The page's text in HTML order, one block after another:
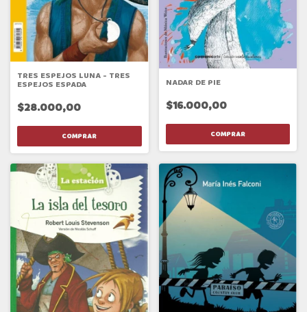
TRES ESPEJOS LUNA - TRES
ESPEJOS ESPADA
$28.000,00
NADAR DE PIE
$16.000,00